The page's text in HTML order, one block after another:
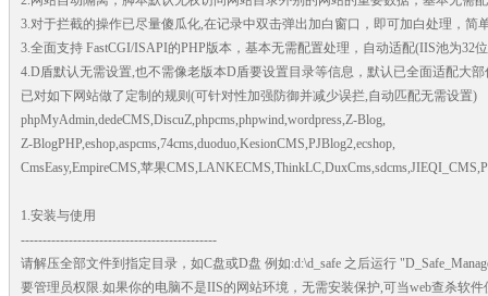
3.对于拦截的操作已尽量傻瓜化,在记录中双击弹出加白窗口，即可加白处理，简
3.全面支持 FastCGI/ISAPI的PHP版本，基本无需配置处理，自动适配(IIS池为32
4.D盾默认无需设置,也不需像老版本D盾要设置目录等信息，默认已全面适配大
已对如下网站做了定制的规则(可针对性加强防御并减少误拦,自动匹配无需设置)
phpMyAdmin,dedeCMS,DiscuZ,phpcms,phpwind,wordpress,Z-Blog,
Z-BlogPHP,eshop,aspcms,74cms,duoduo,KesionCMS,PJBlog2,ecshop,
CmsEasy,EmpireCMS,苹果
1.安装与使用
---------------------------------------------
请解压全部文件到指定目录，如C盘或D盘 例如:d:\d_safe 之后运行
要管理员权限.如果你的电脑不是IIS的网站环境，无需安装保护,可当web查杀软件